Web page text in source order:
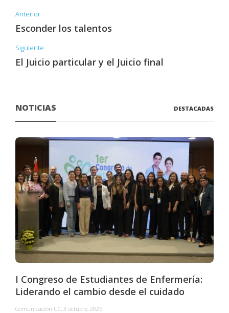
Anterior
Esconder los talentos
Siguiente
El Juicio particular y el Juicio final
NOTICIAS DESTACADAS
I Congreso de Estudiantes de Enfermería:
Liderando el cambio desde el cuidado
Comunicación UC, 3 octubre, 2025